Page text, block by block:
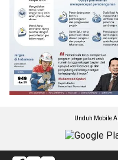
Unduh Mobile